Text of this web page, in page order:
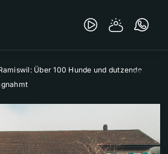
Über 100 Hunde und dutzende